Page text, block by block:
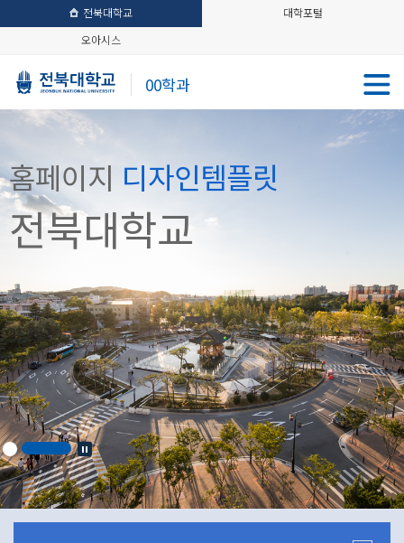
전북대학교
대학포털
오아시스
00학과
홈페이지 디자인템플릿
전북대학교